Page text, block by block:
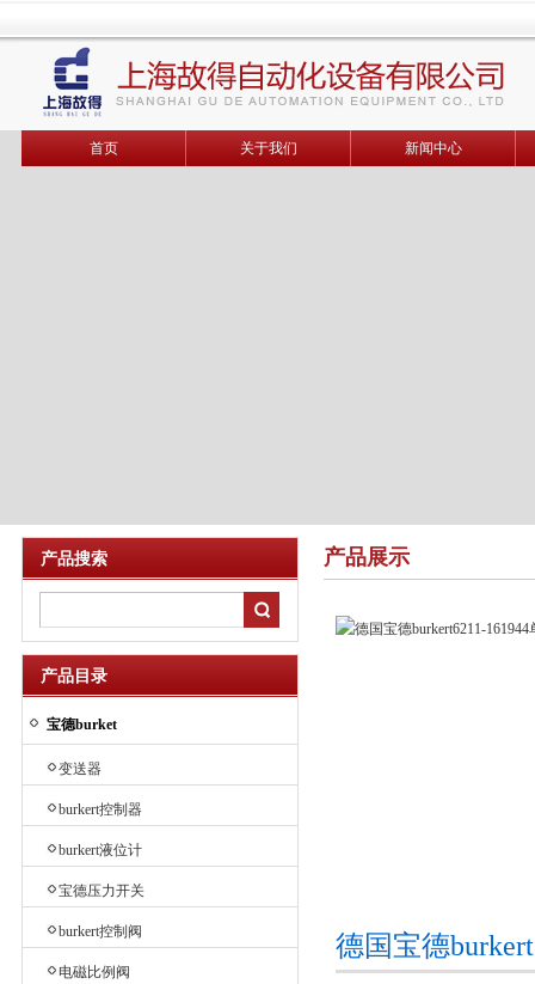
首页 关于我们 新闻中心
产品搜索
产品目录
宝德burket
变送器
burkert控制器
burkert液位计
宝德压力开关
burkert控制阀
电磁比例阀
产品展示
德国宝德